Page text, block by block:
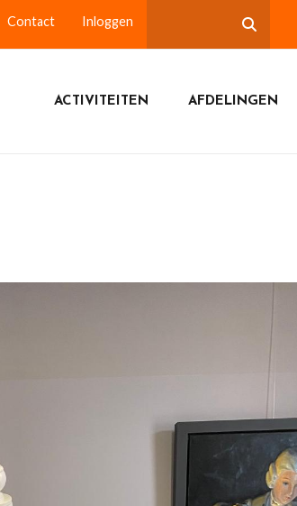
Contact Inloggen
ACTIVITEITEN AFDELINGEN